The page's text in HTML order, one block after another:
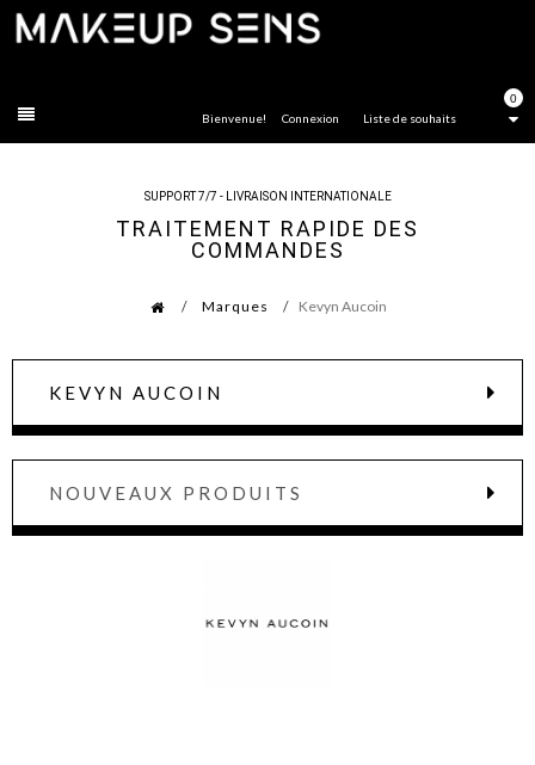
0
Liste de souhaits
Bienvenue! Connexion
SUPPORT 7/7 - LIVRAISON INTERNATIONALE
TRAITEMENT RAPIDE DES
COMMANDES
Marques Kevyn Aucoin
KEVYN AUCOIN
NOUVEAUX PRODUITS